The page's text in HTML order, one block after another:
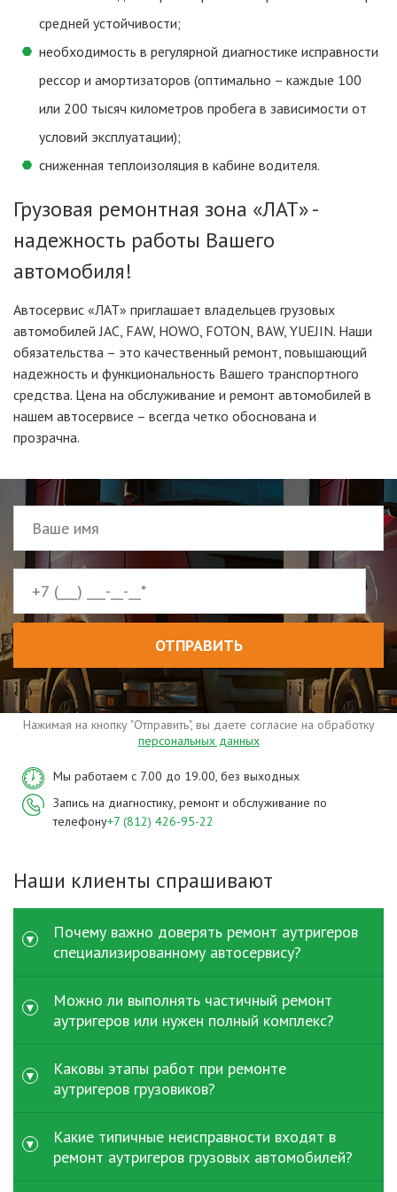
средней устойчивости;
необходимость в регулярной диагностике исправности
рессор и амортизаторов (оптимально – каждые 100
или 200 тысяч километров пробега в зависимости от
условий эксплуатации);
сниженная теплоизоляция в кабине водителя.
Грузовая ремонтная зона «ЛАТ» -
надежность работы Вашего
автомобиля!
Автосервис «ЛАТ» приглашает владельцев грузовых
автомобилей JAC, FAW, HOWO, FOTON, BAW, YUEJIN. Наши
обязательства – это качественный ремонт, повышающий
надежность и функциональность Вашего транспортного
средства. Цена на обслуживание и ремонт автомобилей в
нашем автосервисе – всегда четко обоснована и
прозрачна.
ОТПРАВИТЬ
Нажимая на кнопку "Отправить", вы даете согласие на обработку
персональных данных
Мы работаем с 7.00 до 19.00, без выходных
Запись на диагностику, ремонт и обслуживание по
телефону+7 (812) 426-95-22
Наши клиенты спрашивают
Почему важно доверять ремонт аутригеров
специализированному автосервису?
Аутригеры воспринимают значительные нагрузки при
работе спецтехники и напрямую влияют на
геометрии, качественная гидравлика и проверка
нагрузки. Специализированный сервис имеет
такого сервиса минимизирует риск и простои техники.
Можно ли выполнять частичный ремонт
аутригеров или нужен полный комплекс?
В зависимости от состояния техники возможен как
частичный ремонт аутригеров - например, замена
опору или крепеж, то комплексный ремонт
аутригеров грузовых автомобилей предпочтителен,
Каковы этапы работ при ремонте
аутригеров грузовиков?
Сначала выполняется визуальная и гидравлическая
диагностика: проверка цилиндров, шлангов,
Какие типичные неисправности входят в
ремонт аутригеров грузовых автомобилей?